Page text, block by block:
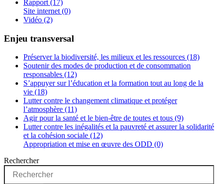
Rapport (17)
Site internet (0)
Vidéo (2)
Enjeu transversal
Préserver la biodiversité, les milieux et les ressources (18)
Soutenir des modes de production et de consommation
responsables (12)
S’appuyer sur l’éducation et la formation tout au long de la
vie (18)
Lutter contre le changement climatique et protéger
l’atmosphère (11)
Agir pour la santé et le bien-être de toutes et tous (9)
Lutter contre les inégalités et la pauvreté et assurer la solidarité
et la cohésion sociale (12)
Appropriation et mise en œuvre des ODD (0)
Rechercher